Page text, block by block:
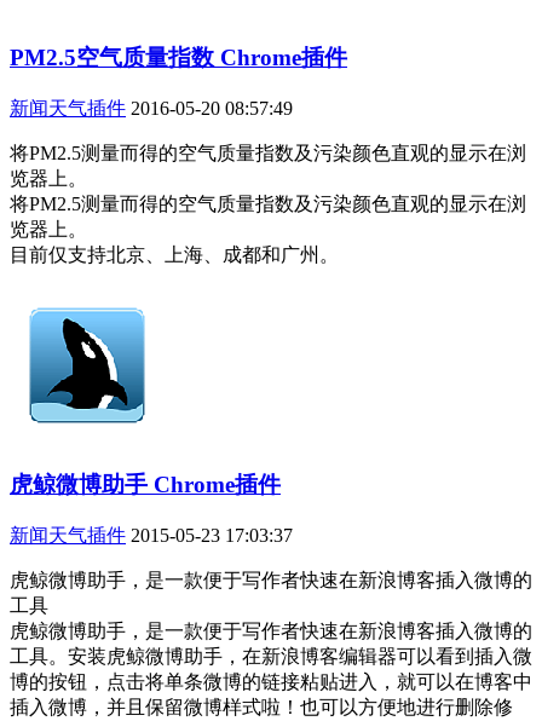
PM2.5空气质量指数 Chrome插件
新闻天气插件 2016-05-20 08:57:49
将PM2.5测量而得的空气质量指数及污染颜色直观的显示在浏
览器上。
将PM2.5测量而得的空气质量指数及污染颜色直观的显示在浏
览器上。
目前仅支持北京、上海、成都和广州。
虎鲸微博助手 Chrome插件
新闻天气插件 2015-05-23 17:03:37
虎鲸微博助手，是一款便于写作者快速在新浪博客插入微博的
工具
虎鲸微博助手，是一款便于写作者快速在新浪博客插入微博的
工具。安装虎鲸微博助手，在新浪博客编辑器可以看到插入微
博的按钮，点击将单条微博的链接粘贴进入，就可以在博客中
插入微博，并且保留微博样式啦！也可以方便地进行删除修